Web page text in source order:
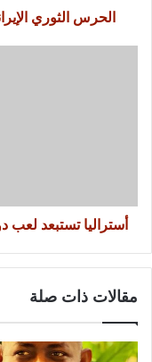
الحرس الثوري
أستراليا تستبعد
مقالات ذات صلة